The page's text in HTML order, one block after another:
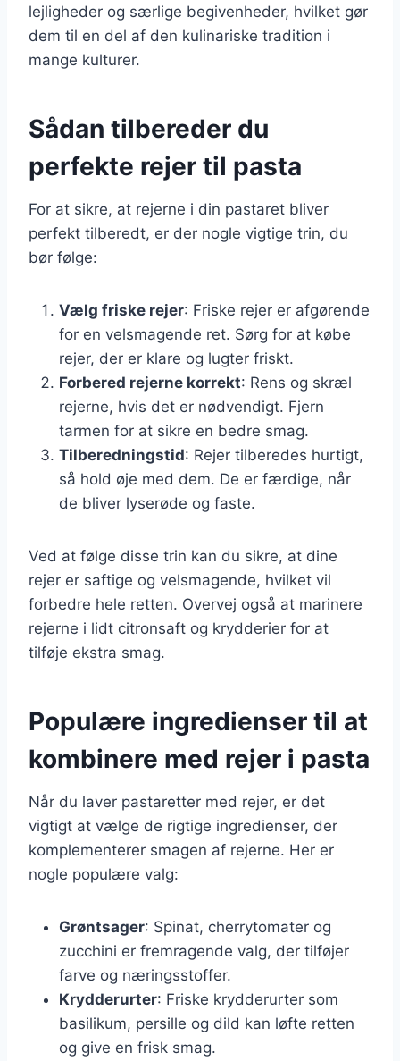
lejligheder og særlige begivenheder, hvilket gør
dem til en del af den kulinariske tradition i
mange kulturer.
Sådan tilbereder du
perfekte rejer til pasta
For at sikre, at rejerne i din pastaret bliver
perfekt tilberedt, er der nogle vigtige trin, du
bør følge:
Vælg friske rejer: Friske rejer er afgørende
for en velsmagende ret. Sørg for at købe
rejer, der er klare og lugter friskt.
Forbered rejerne korrekt: Rens og skræl
rejerne, hvis det er nødvendigt. Fjern
tarmen for at sikre en bedre smag.
Tilberedningstid: Rejer tilberedes hurtigt,
så hold øje med dem. De er færdige, når
de bliver lyserøde og faste.
Ved at følge disse trin kan du sikre, at dine
rejer er saftige og velsmagende, hvilket vil
forbedre hele retten. Overvej også at marinere
rejerne i lidt citronsaft og krydderier for at
tilføje ekstra smag.
Populære ingredienser til at
kombinere med rejer i pasta
Når du laver pastaretter med rejer, er det
vigtigt at vælge de rigtige ingredienser, der
komplementerer smagen af rejerne. Her er
nogle populære valg:
Grøntsager: Spinat, cherrytomater og
zucchini er fremragende valg, der tilføjer
farve og næringsstoffer.
Krydderurter: Friske krydderurter som
basilikum, persille og dild kan løfte retten
og give en frisk smag.